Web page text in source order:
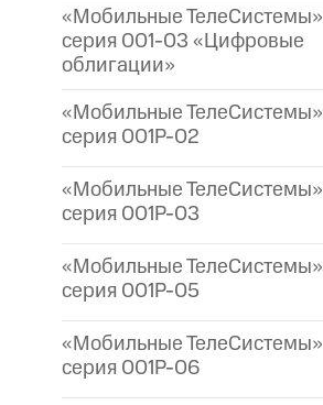
«Мобильные ТелеСистемы»
серия 001-03 «Цифровые
облигации»
«Мобильные ТелеСистемы»
серия 001P-02
«Мобильные ТелеСистемы»
серия 001P-03
«Мобильные ТелеСистемы»
серия 001P-05
«Мобильные ТелеСистемы»
серия 001P-06